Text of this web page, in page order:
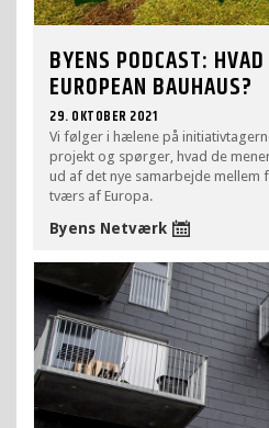
BYENS PODCAST:
EUROPEAN BAUHAUS?
29. OKTOBER 2021
Vi følger i hælene på
projekt og spørger, hvad de
ud af det nye samarbejde mellem
tværs af Europa.
Byens Netværk